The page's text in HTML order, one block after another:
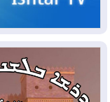
يقومون بسلوك يهدد امن
القانون يجب محاربتهم
2026-08-06بعد هجومين
تحذيرات من تصعيد يهدد
الأحمر